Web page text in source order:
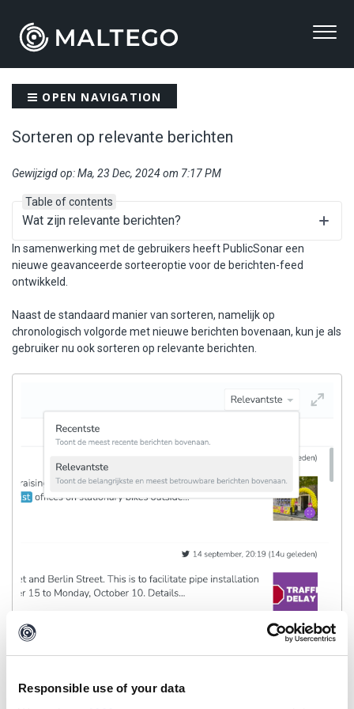
Responsible use of your data
OPEN NAVIGATION
Sorteren op relevante berichten
Gewijzigd op: Ma, 23 Dec, 2024 om 7:17 PM
In samenwerking met de gebruikers heeft PublicSonar een
nieuwe geavanceerde sorteeroptie voor de berichten-feed
ontwikkeld.
Naast de standaard manier van sorteren, namelijk op
chronologisch volgorde met nieuwe berichten bovenaan, kun je als
gebruiker nu ook sorteren op relevante berichten.
Wat zijn relevante berichten?
De relevantie van berichten wordt bepaald door te kijken naar
Table of contents
Wat zijn relevante berichten?